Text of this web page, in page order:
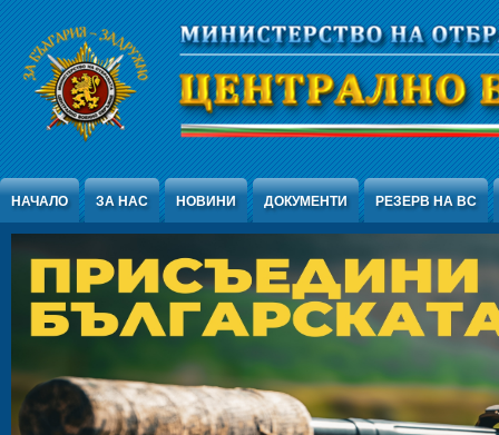
Jump to Content
НАЧАЛО ЗА НАС НОВИНИ ДОКУМЕНТИ РЕЗЕРВ НА ВС